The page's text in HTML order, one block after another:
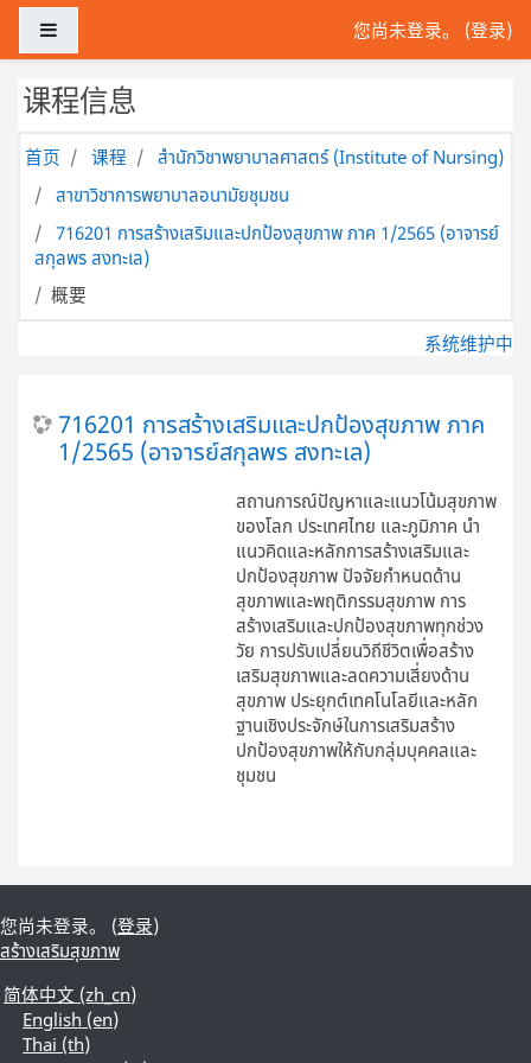
跳到主要内容
您尚未登录。 (登录)
课程信息
首页 课程
สำนักวิชาพยาบาลศาสตร์ (Institute of Nursing)
สาขาวิชาการพยาบาลอนามัยชุมชน
716201 การสร้างเสริมและปกป้องสุขภาพ ภาค 1/2565 (อาจารย์
สกุลพร สงทะเล)
概要
系统维护中
716201 การสร้างเสริมและปกป้องสุขภาพ ภาค
1/2565 (อาจารย์สกุลพร สงทะเล)
สถานการณ์ปัญหาและแนวโน้มสุขภาพ
ของโลก ประเทศไทย และภูมิภาค นำ
แนวคิดและหลักการสร้างเสริมและ
ปกป้องสุขภาพ ปัจจัยกำหนดด้าน
สุขภาพและพฤติกรรมสุขภาพ การ
สร้างเสริมและปกป้องสุขภาพทุกช่วง
วัย การปรับเปลี่ยนวิถีชีวิตเพื่อสร้าง
เสริมสุขภาพและลดความเสี่ยงด้าน
สุขภาพ ประยุกต์เทคโนโลยีและหลัก
ฐานเชิงประจักษ์ในการเสริมสร้าง
ปกป้องสุขภาพให้กับกลุ่มบุคคลและ
ชุมชน
您尚未登录。 (登录)
สร้างเสริมสุขภาพ
简体中文 ‎(zh_cn)‎
English ‎(en)‎
Thai ‎(th)‎